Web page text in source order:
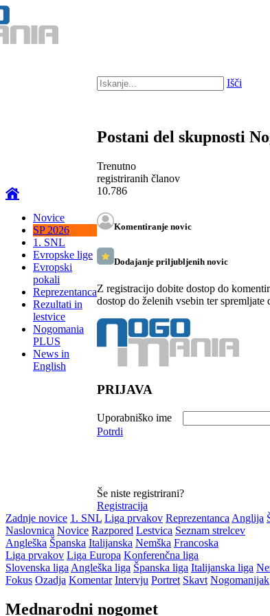
Novice
SP 2026
1. SNL
Evropske lige
Evropski
pokali
Reprezentanca
Rezultati in
lestvice
Nogomania
PLUS
News in
English
Išči
Postani del skupnosti
Trenutno
registriranih članov
10.786
Komentiranje novic
Dodajanje priljubljenih novic
Z registracijo dobite dostop do
dostop do želenih vsebin ter
PRIJAVA
Uporabniško ime
Potrdi
Še niste registrirani?
Registracija
Zadnje novice 1. SNL Liga prvakov Reprezentanca Anglija
Naslovnica Novice Razpored Lestvica Seznam strelcev
Angleška Španska Italijanska Nemška Francoska
Liga prvakov Liga Europa Konferenčna liga
Slovenska liga Angleška liga Španska liga Italijanska liga
Fokus Ozadja Komentar Intervju Portret Skavt Nogomanijak
Mednarodni nogomet